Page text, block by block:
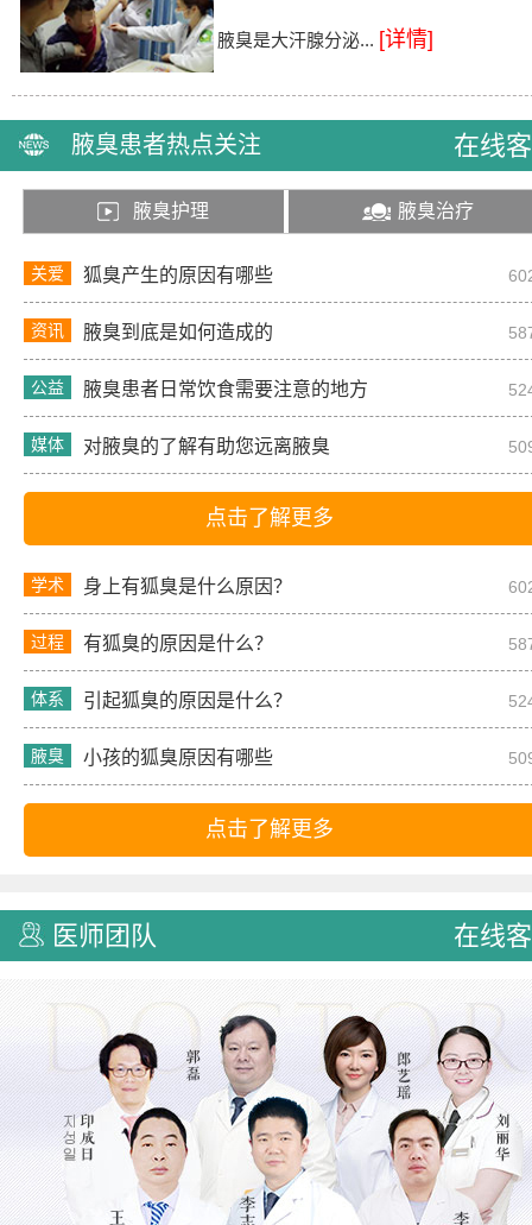
腋臭是大汗腺分泌... [详情]
腋臭患者热点关注 在线
腋臭护理 腋臭治疗
关爱 狐臭产生的原因有哪些
资讯 腋臭到底是如何造成的
公益 腋臭患者日常饮食需要注意的地方
媒体 对腋臭的了解有助您远离腋臭
点击了解更多
学术 身上有狐臭是什么原因？
过程 有狐臭的原因是什么？
体系 引起狐臭的原因是什么？
腋臭 小孩的狐臭原因有哪些
点击了解更多
医师团队 在线